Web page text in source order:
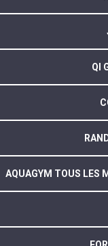
QI
AQUAGYM TOUS LES